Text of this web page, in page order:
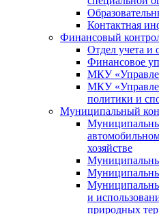
Контактная
Финансовый
Отдел учета и
Финансовое
МКУ
МКУ
политики и
Муниципальный
хозяйстве
и
природных